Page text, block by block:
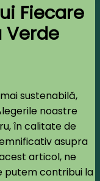
Fiecare
Verde
sustenabilă,
noastre
în calitate de
asupra
articol, ne
putem contribui la